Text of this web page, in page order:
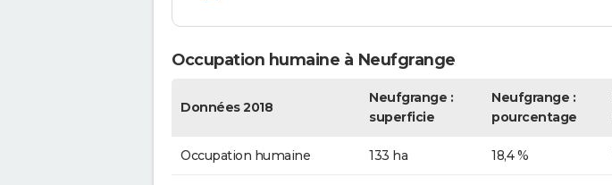
Occupation humaine à Neufgrange
Données 2018
Neufgrange :
superficie
Neufgrange :
pourcentage
Occupation humaine 133 ha 18,4 %